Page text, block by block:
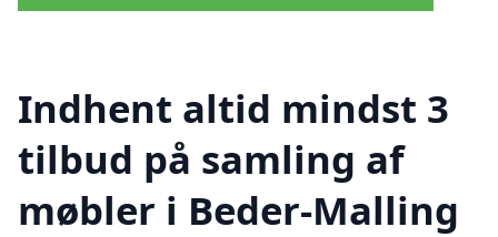
Indhent altid mindst 3
tilbud på samling af
møbler i Beder-Malling